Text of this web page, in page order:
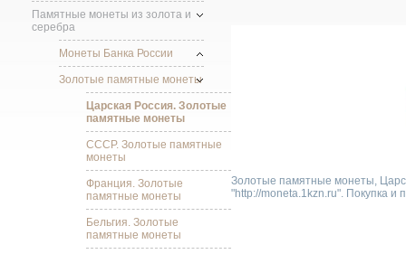
Памятные монеты из золота и
серебра
Монеты Банка России
Золотые памятные монеты
Царская Россия. Золотые
памятные монеты
СССР. Золотые памятные
монеты
Франция. Золотые
памятные монеты
Бельгия. Золотые
памятные монеты
Золотые памятные монеты,
"http://moneta.1kzn.ru". Покупка и